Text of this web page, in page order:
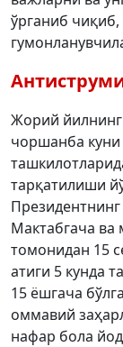
ўрганиб
Жорий
чоршанба куни
тарқатилиши
Мактабгача ва
томонидан 15
атиги 5 кунда
15 ёшгача
оммавий
нафар бола